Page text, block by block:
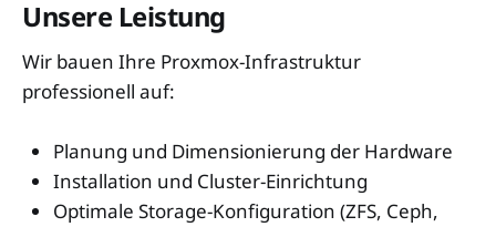
Unsere Leistung
Wir bauen Ihre Proxmox-Infrastruktur
professionell auf:
Planung und Dimensionierung der Hardware
Installation und Cluster-Einrichtung
Optimale Storage-Konfiguration (ZFS, Ceph,